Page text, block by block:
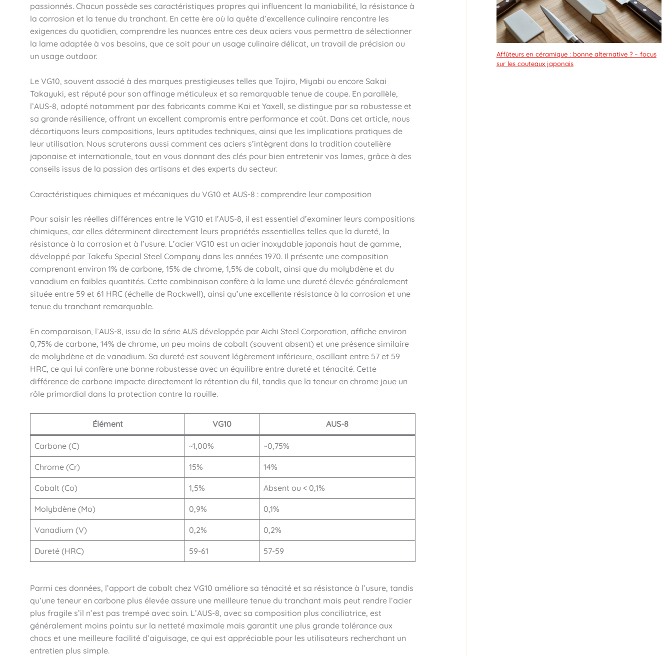
passionnés. Chacun possède ses caractéristiques propres qui influencent la maniabilité, la résistance à
la corrosion et la tenue du tranchant. En cette ère où la quête d’excellence culinaire rencontre les
exigences du quotidien, comprendre les nuances entre ces deux aciers vous permettra de sélectionner
la lame adaptée à vos besoins, que ce soit pour un usage culinaire délicat, un travail de précision ou
un usage outdoor.
Le VG10, souvent associé à des marques prestigieuses telles que Tojiro, Miyabi ou encore Sakai
Takayuki, est réputé pour son affinage méticuleux et sa remarquable tenue de coupe. En parallèle,
l’AUS-8, adopté notamment par des fabricants comme Kai et Yaxell, se distingue par sa robustesse et
sa grande résilience, offrant un excellent compromis entre performance et coût. Dans cet article, nous
décortiquons leurs compositions, leurs aptitudes techniques, ainsi que les implications pratiques de
leur utilisation. Nous scruterons aussi comment ces aciers s’intègrent dans la tradition coutelière
japonaise et internationale, tout en vous donnant des clés pour bien entretenir vos lames, grâce à des
conseils issus de la passion des artisans et des experts du secteur.
Caractéristiques chimiques et mécaniques du VG10 et AUS-8 : comprendre leur composition
Pour saisir les réelles différences entre le VG10 et l’AUS-8, il est essentiel d’examiner leurs compositions
chimiques, car elles déterminent directement leurs propriétés essentielles telles que la dureté, la
résistance à la corrosion et à l’usure. L’acier VG10 est un acier inoxydable japonais haut de gamme,
développé par Takefu Special Steel Company dans les années 1970. Il présente une composition
comprenant environ 1% de carbone, 15% de chrome, 1,5% de cobalt, ainsi que du molybdène et du
vanadium en faibles quantités. Cette combinaison confère à la lame une dureté élevée généralement
située entre 59 et 61 HRC (échelle de Rockwell), ainsi qu’une excellente résistance à la corrosion et une
tenue du tranchant remarquable.
En comparaison, l’AUS-8, issu de la série AUS développée par Aichi Steel Corporation, affiche environ
0,75% de carbone, 14% de chrome, un peu moins de cobalt (souvent absent) et une présence similaire
de molybdène et de vanadium. Sa dureté est souvent légèrement inférieure, oscillant entre 57 et 59
HRC, ce qui lui confère une bonne robustesse avec un équilibre entre dureté et ténacité. Cette
différence de carbone impacte directement la rétention du fil, tandis que la teneur en chrome joue un
rôle primordial dans la protection contre la rouille.
Élément VG10 AUS-8
Carbone (C) ~1,00% ~0,75%
Chrome (Cr) 15% 14%
Cobalt (Co) 1,5% Absent ou < 0,1%
Molybdène (Mo) 0,9% 0,1%
Vanadium (V) 0,2% 0,2%
Dureté (HRC) 59-61 57-59
Parmi ces données, l’apport de cobalt chez VG10 améliore sa ténacité et sa résistance à l’usure, tandis
qu’une teneur en carbone plus élevée assure une meilleure tenue du tranchant mais peut rendre l’acier
plus fragile s’il n’est pas trempé avec soin. L’AUS-8, avec sa composition plus conciliatrice, est
généralement moins pointu sur la netteté maximale mais garantit une plus grande tolérance aux
chocs et une meilleure facilité d’aiguisage, ce qui est appréciable pour les utilisateurs recherchant un
entretien plus simple.
Affûteurs en céramique : bonne alternative ? – focus
sur les couteaux japonais